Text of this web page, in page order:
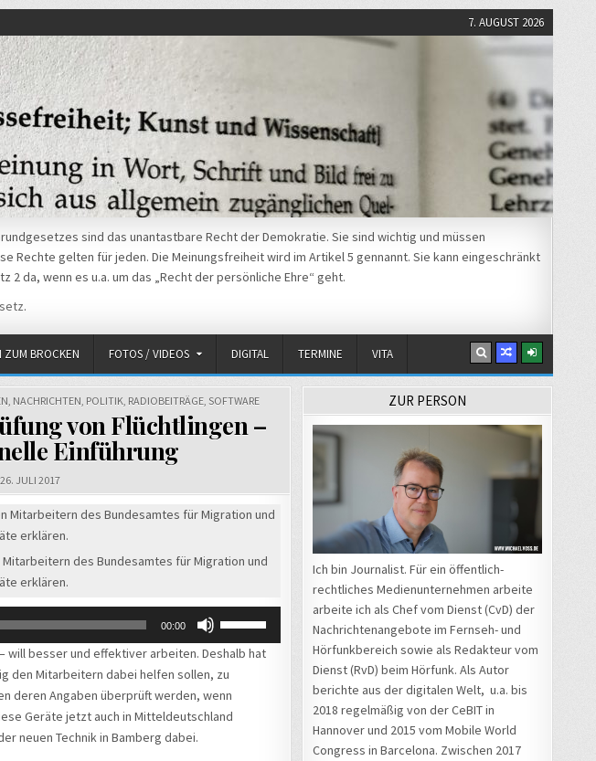
7. AUGUST 2026
sind das unantastbare Recht der Demokratie. Sie sind wichtig und müssen
Rechte gelten für jeden. Die Meinungsfreiheit wird im Artikel 5 gennannt. Sie kann eingeschränkt
2 da, wenn es u.a. um das „Recht der persönliche Ehre“ geht.
.
ZUM BROCKEN FOTOS / VIDEOS DIGITAL TERMINE VITA
NACHRICHTEN POLITIK RADIOBEITRÄGE SOFTWARE
von Flüchtlingen –
Einführung
JULI 2017
des Bundesamtes für Migration und
erklären.
00:00
benutzen,
um
die
Lautstärke
will besser und effektiver arbeiten. Deshalb hat
den Mitarbeitern dabei helfen sollen, zu
deren Angaben überprüft werden, wenn
Geräte jetzt auch in Mitteldeutschland
neuen Technik in Bamberg dabei.
ZUR PERSON
Ich bin Journalist. Für ein öffentlich-
rechtliches Medienunternehmen arbeite
arbeite ich als Chef vom Dienst (CvD) der
Nachrichtenangebote im Fernseh- und
Hörfunkbereich sowie als Redakteur vom
Dienst (RvD) beim Hörfunk. Als Autor
berichte aus der digitalen Welt, u.a. bis
2018 regelmäßig von der CeBIT in
Hannover und 2015 vom Mobile World
Congress in Barcelona. Zwischen 2017